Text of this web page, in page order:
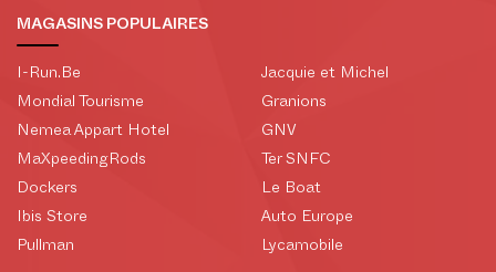
MAGASINS POPULAIRES
I-Run.Be
Mondial Tourisme
Nemea Appart Hotel
MaXpeedingRods
Dockers
Ibis Store
Pullman
Jacquie et Michel
Granions
GNV
Ter SNFC
Le Boat
Auto Europe
Lycamobile